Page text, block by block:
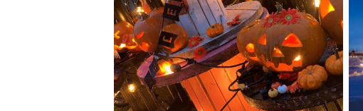
中央コンピューターサービス株式会社
【北海道恵庭市】ふるさと納税お問い合わせセン
TEL：050-3355-1280 FAX：011-374-8607
Mail：furusato-eniwa@ccs1981.jp
※北海道恵庭市ふるさと納税のお問合せについ
※お問い合せ対応時間：平時9：00～17：30（